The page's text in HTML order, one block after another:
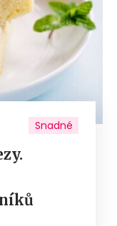
Snadné